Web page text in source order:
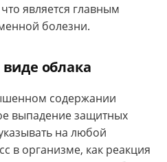
является главным
болезни.
виде облака
содержании
выпадение защитных
на любой
в организме, как реакция